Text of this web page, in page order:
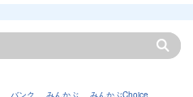
バンク みんかぶ みんかぶChoice